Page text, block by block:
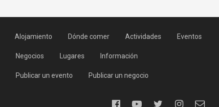
Alojamiento Dónde comer Actividades Eventos
Negocios Lugares Información
Publicar un evento Publicar un negocio